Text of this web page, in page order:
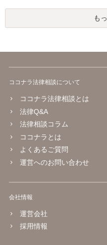
も
ココナラ法律相談について
ココナラ法律相談とは
法律Q&A
法律相談コラム
ココナラとは
よくあるご質問
運営へのお問い合わせ
会社情報
運営会社
採用情報